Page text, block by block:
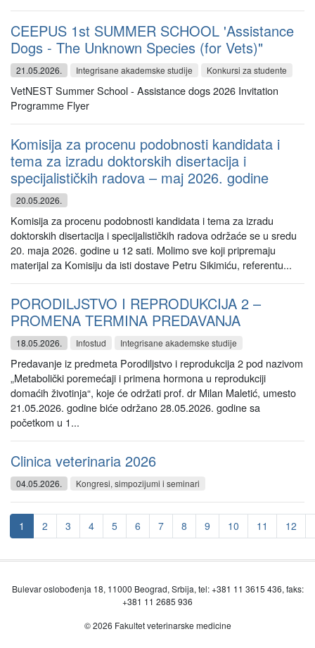
CEEPUS 1st SUMMER SCHOOL 'Assistance
Dogs - The Unknown Species (for Vets)"
21.05.2026. Integrisane akademske studije Konkursi za studente
VetNEST Summer School - Assistance dogs 2026 Invitation
Programme Flyer
Komisija za procenu podobnosti kandidata i
tema za izradu doktorskih disertacija i
specijalističkih radova – maj 2026. godine
20.05.2026.
Komisija za procenu podobnosti kandidata i tema za izradu
doktorskih disertacija i specijalističkih radova održaće se u sredu
20. maja 2026. godine u 12 sati. Molimo sve koji pripremaju
materijal za Komisiju da isti dostave Petru Sikimiću, referentu...
PORODILJSTVO I REPRODUKCIJA 2 –
PROMENA TERMINA PREDAVANJA
18.05.2026. Infostud Integrisane akademske studije
Predavanje iz predmeta Porodiljstvo i reprodukcija 2 pod nazivom
„Metabolički poremećaji i primena hormona u reprodukciji
domaćih životinja“, koje će održati prof. dr Milan Maletić, umesto
21.05.2026. godine biće održano 28.05.2026. godine sa
početkom u 1...
Clinica veterinaria 2026
04.05.2026. Kongresi, simpozijumi i seminari
1 2 3 4 5 6 7 8 9 10 11 12
Bulevar oslobođenja 18, 11000 Beograd, Srbija, tel: +381 11 3615 436, faks:
+381 11 2685 936
© 2026 Fakultet veterinarske medicine